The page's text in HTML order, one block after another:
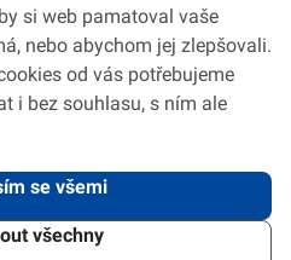
poskytovány v souladu se zákonem
si web pamatoval vaše
nebo abychom jej zlepšovali.
od vás potřebujeme
i bez souhlasu, s ním ale
se všemi
všechny